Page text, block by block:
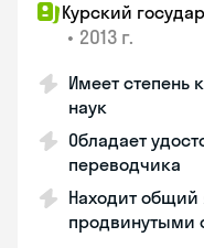
Курский
• 2013 г.
Имеет степень
наук
Обладает
переводчика
Находит
продвинутыми